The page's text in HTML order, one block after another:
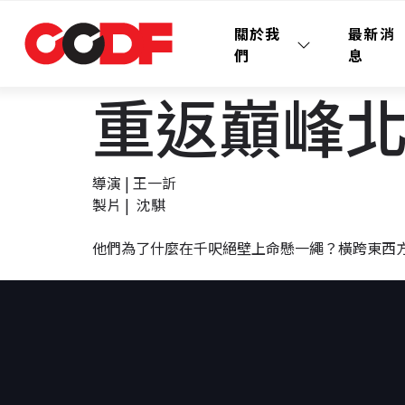
關於我
們
最新消
息
重返巔峰
導演 | 王一訢
製片 | 沈騏
他們為了什麼在千呎絕壁上命懸一繩？橫跨東